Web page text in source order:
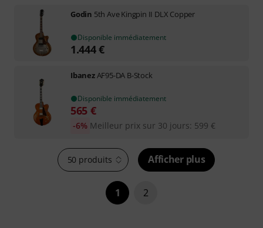
Godin 5th Ave Kingpin II DLX Copper
Disponible immédiatement
1.444€
IbanezAF95-DA B-Stock
Disponible immédiatement
565 €
Meilleur prix sur 30 jours: 599 €
-6%
50 produits Afficher plus
1 2